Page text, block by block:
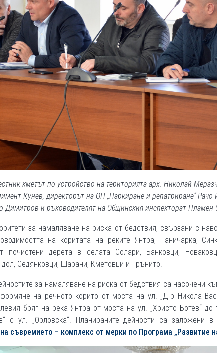
кметът по устройство на територията арх. Николай
Кунев, директорът на ОП „Паркиране и репатриране“
Димитров и ръководителят на Общинския инспекторат
за намаляване на риска от бедствия, свързани с
на коритата на реките Янтра, Паничарка,
дерета в селата Солари, Банковци,
Седянковци, Шарани, Кметовци и Трънито.
за намаляване на риска от бедствия са насочени
на речното корито от моста на ул. „Д-р Никола
бряг на река Янтра от моста на ул. „Христо Ботев“
с ул. „Орловска“. Планираните дейности са заложени в
съвремието – комплекс от мерки по Програма „Развитие